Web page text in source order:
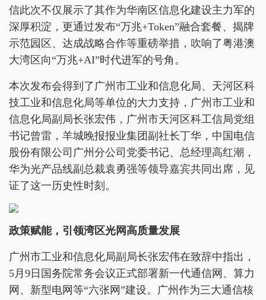
信此次不仅展示了其作为华南区信息化建设主力军的
深厚积淀，更通过发布“万兆+Token”融合套餐、揭牌
示范园区、达成战略合作等重磅举措，吹响了粤港澳
大湾区向“万兆+AI”时代进军的号角。
本次发布会得到了广州市工业和信息化局、天河区科
技工业和信息化局等单位的大力支持，广州市工业和
信息化局副局长张宏伟，广州市天河区科工信局党组
书记曾雷，羊城晚报报业集团副社长丁华，中国电信
股份有限公司广州分公司党委书记、总经理高红潮，
华为光产品线副总裁袁勇强等领导嘉宾共同出席，见
证了这一历史性时刻。
政策赋能，引领湾区光网高质量发展
广州市工业和信息化局副局长张宏伟在致辞中指出，
5月9日国务院常务会议正式部署新一代通信网、算力
网、新型电网等“六张网”建设。广州作为三大通信核